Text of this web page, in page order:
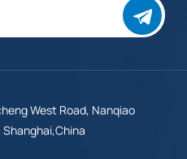
West Road, Nanqiao